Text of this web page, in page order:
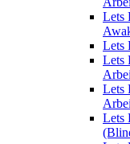
Lets
Lets
Lets
Lets
Lets